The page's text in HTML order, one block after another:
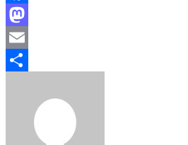
Facebook
Mastodon
Email